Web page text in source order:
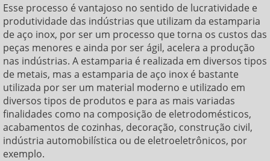
Esse processo é vantajoso no sentido de lucratividade e
produtividade das indústrias que utilizam da estamparia
de aço inox, por ser um processo que torna os custos das
peças menores e ainda por ser ágil, acelera a produção
nas indústrias. A estamparia é realizada em diversos tipos
de metais, mas a estamparia de aço inox é bastante
utilizada por ser um material moderno e utilizado em
diversos tipos de produtos e para as mais variadas
finalidades como na composição de eletrodomésticos,
acabamentos de cozinhas, decoração, construção civil,
indústria automobilística ou de eletroeletrônicos, por
exemplo.